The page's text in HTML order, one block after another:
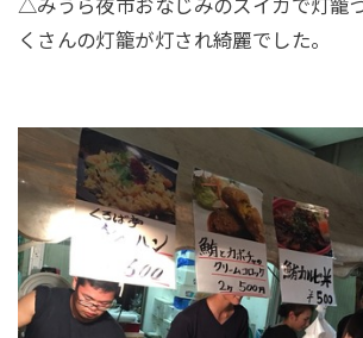
△みうら夜市おなじみのスイカで灯籠
くさんの灯籠が灯され綺麗でした。